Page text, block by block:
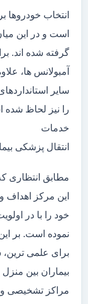
انتخاب
است و در این
گرفته شده اند.
آمبولانس ها،
سایر
را نیز لحاظ
خدمات
انتقال پزشکی
مطابق انتظاری
این مرکز اهداف
خود را با در
نموده است. بر
برای علمی ترین،
بیماران بین
مراکز تشخیصی